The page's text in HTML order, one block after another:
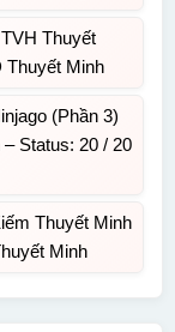
Thuyết
Thuyết Minh
(Phần 3)
Status: 20 / 20
Thuyết Minh
Minh